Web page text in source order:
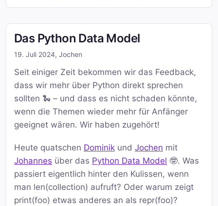
Das Python Data Model
19. Juli 2024, Jochen
Seit einiger Zeit bekommen wir das Feedback,
dass wir mehr über Python direkt sprechen
sollten 🐍 – und dass es nicht schaden könnte,
wenn die Themen wieder mehr für Anfänger
geeignet wären. Wir haben zugehört!
Heute quatschen Dominik und Jochen mit
Johannes über das Python Data Model 🤓. Was
passiert eigentlich hinter den Kulissen, wenn
man len(collection) aufruft? Oder warum zeigt
print(foo) etwas anderes an als repr(foo)?